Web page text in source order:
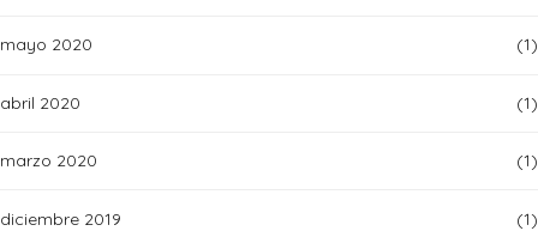
mayo 2020 (1)
abril 2020 (1)
marzo 2020 (1)
diciembre 2019 (1)